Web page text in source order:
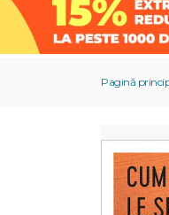
Pagină